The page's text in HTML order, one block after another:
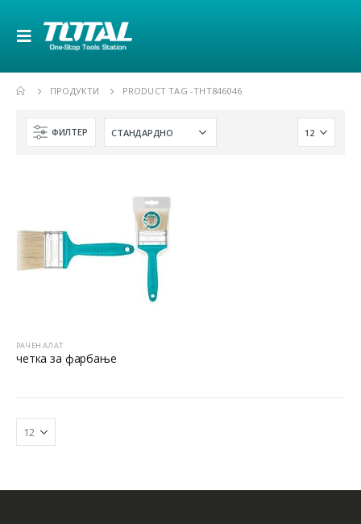
ПРОДУКТИ PRODUCT TAG -THT846046
ФИЛТЕР
РАЧЕН АЛАТ
четка за фарбање